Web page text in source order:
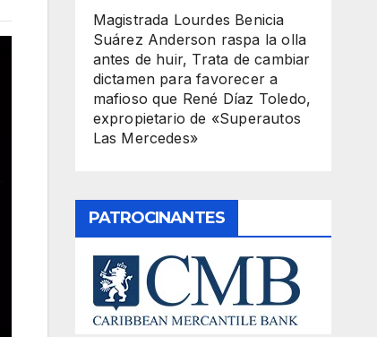
Magistrada Lourdes Benicia
Suárez Anderson raspa la olla
antes de huir, Trata de cambiar
dictamen para favorecer a
mafioso que René Díaz Toledo,
expropietario de «Superautos
Las Mercedes»
PATROCINANTES